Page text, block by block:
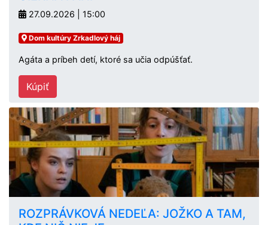
27.09.2026 | 15:00
Dom kultúry Zrkadlový háj
Agáta a príbeh detí, ktoré sa učia odpúšťať.
Kúpiť
ROZPRÁVKOVÁ NEDEĽA: JOŽKO A TAM,